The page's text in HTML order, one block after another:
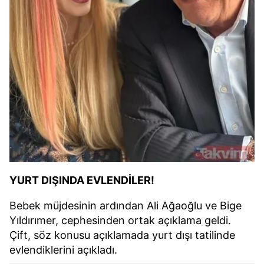
YURT DIŞINDA EVLENDİLER!
Bebek müjdesinin ardından Ali Ağaoğlu ve Bige
Yıldırımer, cephesinden ortak açıklama geldi.
Çift, söz konusu açıklamada yurt dışı tatilinde
evlendiklerini açıkladı.